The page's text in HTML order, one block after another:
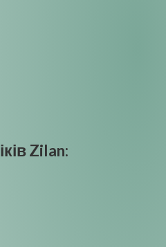
Zilan: